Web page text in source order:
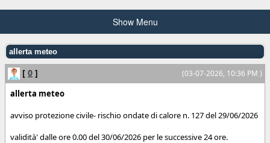
Show Menu
allerta meteo
(03-07-2026, 10:36 PM )
[ 0 ]
allerta meteo
avviso protezione civile- rischio ondate di calore n. 127 del 29/06/2026
validità' dalle ore 0.00 del 30/06/2026 per le successive 24 ore.